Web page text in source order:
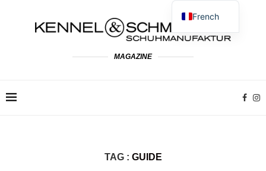
MAGAZINE
TAG : GUIDE
French
German
English